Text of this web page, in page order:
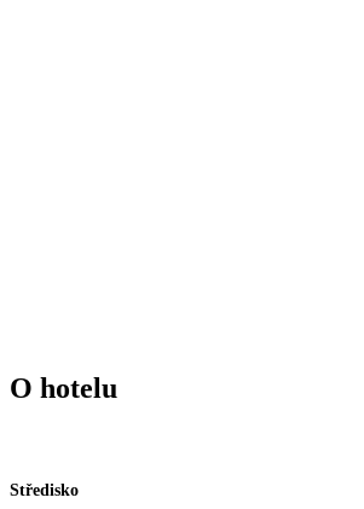
O hotelu
Středisko